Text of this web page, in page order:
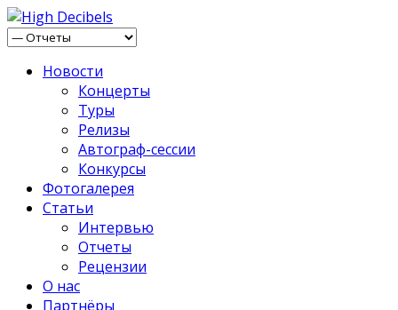
Новости
Концерты
Туры
Релизы
Автограф-сессии
Конкурсы
Фотогалерея
Статьи
Интервью
Отчеты
Рецензии
О нас
Партнёры